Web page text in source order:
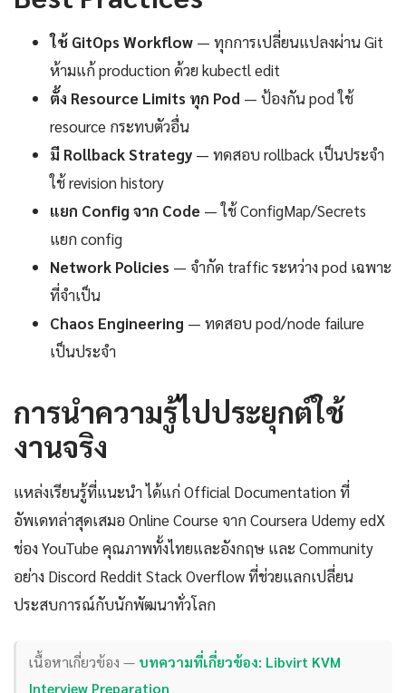
ใช้ GitOps Workflow — ทุกการเปลี่ยนแปลงผ่าน Git
ห้ามแก้ production ด้วย kubectl edit
ตั้ง Resource Limits ทุก Pod — ป้องกัน pod ใช้
resource กระทบตัวอื่น
มี Rollback Strategy — ทดสอบ rollback เป็นประจำ
ใช้ revision history
แยก Config จาก Code — ใช้ ConfigMap/Secrets
แยก config
Network Policies — จำกัด traffic ระหว่าง pod เฉพาะ
ที่จำเป็น
Chaos Engineering — ทดสอบ pod/node failure
เป็นประจำ
การนำความรู้ไปประยุกต์ใช้
งานจริง
แหล่งเรียนรู้ที่แนะนำ ได้แก่ Official Documentation ที่
อัพเดทล่าสุดเสมอ Online Course จาก Coursera Udemy edX
ช่อง YouTube คุณภาพทั้งไทยและอังกฤษ และ Community
อย่าง Discord Reddit Stack Overflow ที่ช่วยแลกเปลี่ยน
ประสบการณ์กับนักพัฒนาทั่วโลก
เนื้อหาเกี่ยวข้อง — บทความที่เกี่ยวข้อง: Libvirt KVM
Interview Preparation